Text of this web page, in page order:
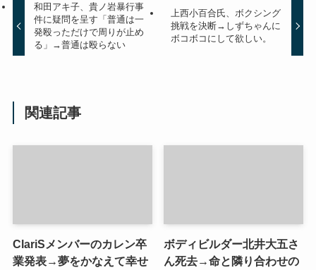
和田アキ子、貴ノ岩暴行事
件に疑問を呈す「普通は一
発殴っただけで周りが止め
る」→普通は殴らない
上西小百合氏、ボクシング
挑戦を決断→しずちゃんに
ボコボコにして欲しい。
関連記事
ClariSメンバーのカレン卒
業発表→夢をかなえて幸せ
ボディビルダー北井大五さ
ん死去→命と隣り合わせの